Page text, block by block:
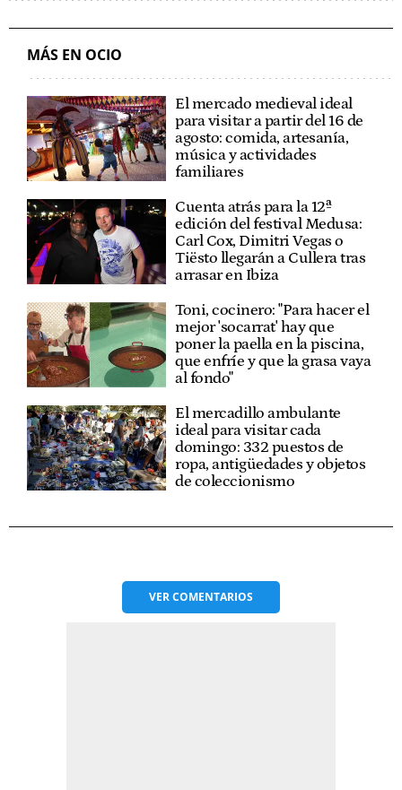
MÁS EN OCIO
El mercado medieval ideal
para visitar a partir del 16 de
agosto: comida, artesanía,
música y actividades
familiares
Cuenta atrás para la 12ª
edición del festival Medusa:
Carl Cox, Dimitri Vegas o
Tiësto llegarán a Cullera tras
arrasar en Ibiza
Toni, cocinero: "Para hacer el
mejor 'socarrat' hay que
poner la paella en la piscina,
que enfríe y que la grasa vaya
al fondo"
El mercadillo ambulante
ideal para visitar cada
domingo: 332 puestos de
ropa, antigüedades y objetos
de coleccionismo
VERCOMENTARIOS